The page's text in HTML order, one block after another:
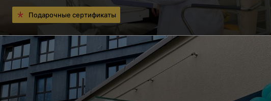
косметологией и инъекциями красоты
Подарочные сертификаты